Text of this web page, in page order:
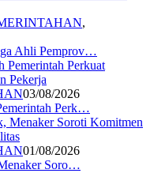
,
Ahli Pemprov…
03/08/2026
Perk…
01/08/2026
Soro…